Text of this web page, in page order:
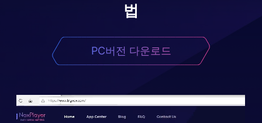
법
PC버전 다운로드